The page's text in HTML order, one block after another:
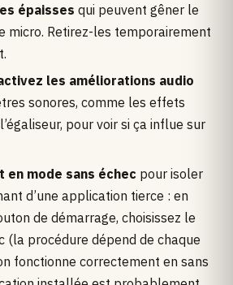
épaisses qui peuvent gêner le
micro. Retirez-les temporairement
les améliorations audio
sonores, comme les effets
pour voir si ça influe sur
en mode sans échecpour isoler
d’une application tierce : en
de démarrage, choisissez le
(la procédure dépend de chaque
fonctionne correctement en sans